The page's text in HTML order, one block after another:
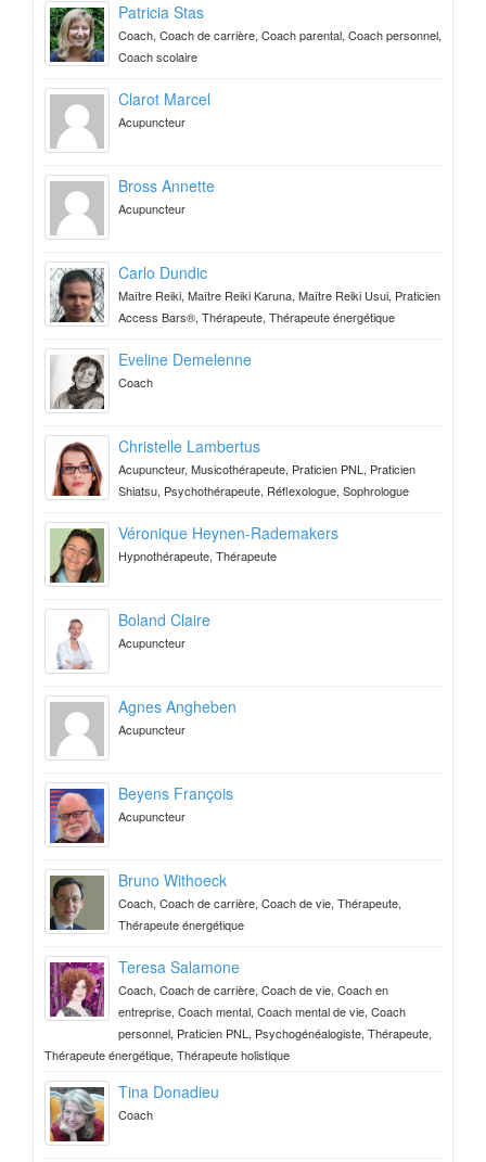
Patricia Stas
Coach, Coach de carrière, Coach parental, Coach personnel,
Coach scolaire
Clarot Marcel
Acupuncteur
Bross Annette
Acupuncteur
Carlo Dundic
Maître Reiki, Maître Reiki Karuna, Maître Reiki Usui, Praticien
Access Bars®, Thérapeute, Thérapeute énergétique
Eveline Demelenne
Coach
Christelle Lambertus
Acupuncteur, Musicothérapeute, Praticien PNL, Praticien
Shiatsu, Psychothérapeute, Réflexologue, Sophrologue
Véronique Heynen-Rademakers
Hypnothérapeute, Thérapeute
Boland Claire
Acupuncteur
Agnes Angheben
Acupuncteur
Beyens François
Acupuncteur
Bruno Withoeck
Coach, Coach de carrière, Coach de vie, Thérapeute,
Thérapeute énergétique
Teresa Salamone
Coach, Coach de carrière, Coach de vie, Coach en
entreprise, Coach mental, Coach mental de vie, Coach
personnel, Praticien PNL, Psychogénéalogiste, Thérapeute,
Thérapeute énergétique, Thérapeute holistique
Tina Donadieu
Coach